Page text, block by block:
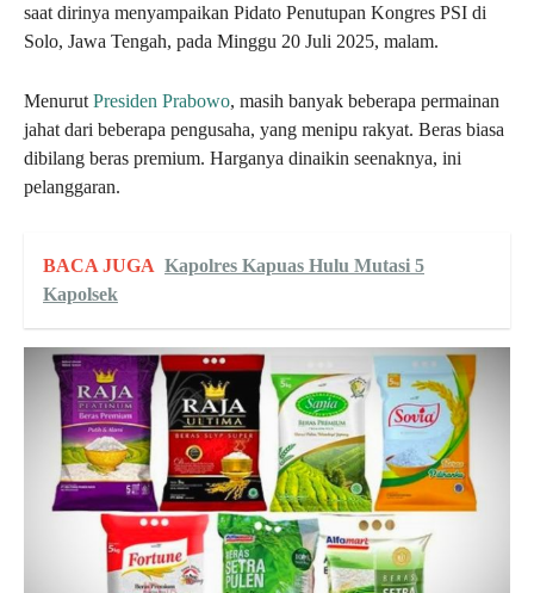
saat dirinya menyampaikan Pidato Penutupan Kongres PSI di
Solo, Jawa Tengah, pada Minggu 20 Juli 2025, malam.
Menurut Presiden Prabowo, masih banyak beberapa permainan
jahat dari beberapa pengusaha, yang menipu rakyat. Beras biasa
dibilang beras premium. Harganya dinaikin seenaknya, ini
pelanggaran.
BACA JUGA Kapolres Kapuas Hulu Mutasi 5
Kapolsek